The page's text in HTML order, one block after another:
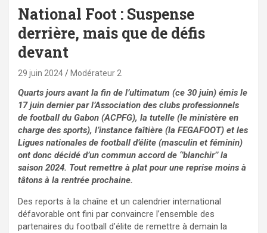
National Foot : Suspense
derrière, mais que de défis
devant
29 juin 2024 Modérateur 2
Quarts jours avant la fin de l’ultimatum (ce 30 juin) émis le
17 juin dernier par l’Association des clubs professionnels
de football du Gabon (ACPFG), la tutelle (le ministère en
charge des sports), l’instance faîtière (la FEGAFOOT) et les
Ligues nationales de football d’élite (masculin et féminin)
ont donc décidé d’un commun accord de ‘’blanchir’’ la
saison 2024. Tout remettre à plat pour une reprise moins à
tâtons à la rentrée prochaine.
Des reports à la chaîne et un calendrier international
défavorable ont fini par convaincre l’ensemble des
partenaires du football d’élite de remettre à demain la